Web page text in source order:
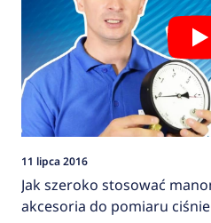
11 lipca 2016
Jak szeroko stosować
akcesoria do pomiaru